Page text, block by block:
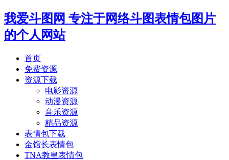
我爱斗图网 专注于网络斗图表情包图片
的个人网站
首页
免费资源
资源下载
电影资源
动漫资源
音乐资源
精品资源
表情包下载
金馆长表情包
TNA教皇表情包